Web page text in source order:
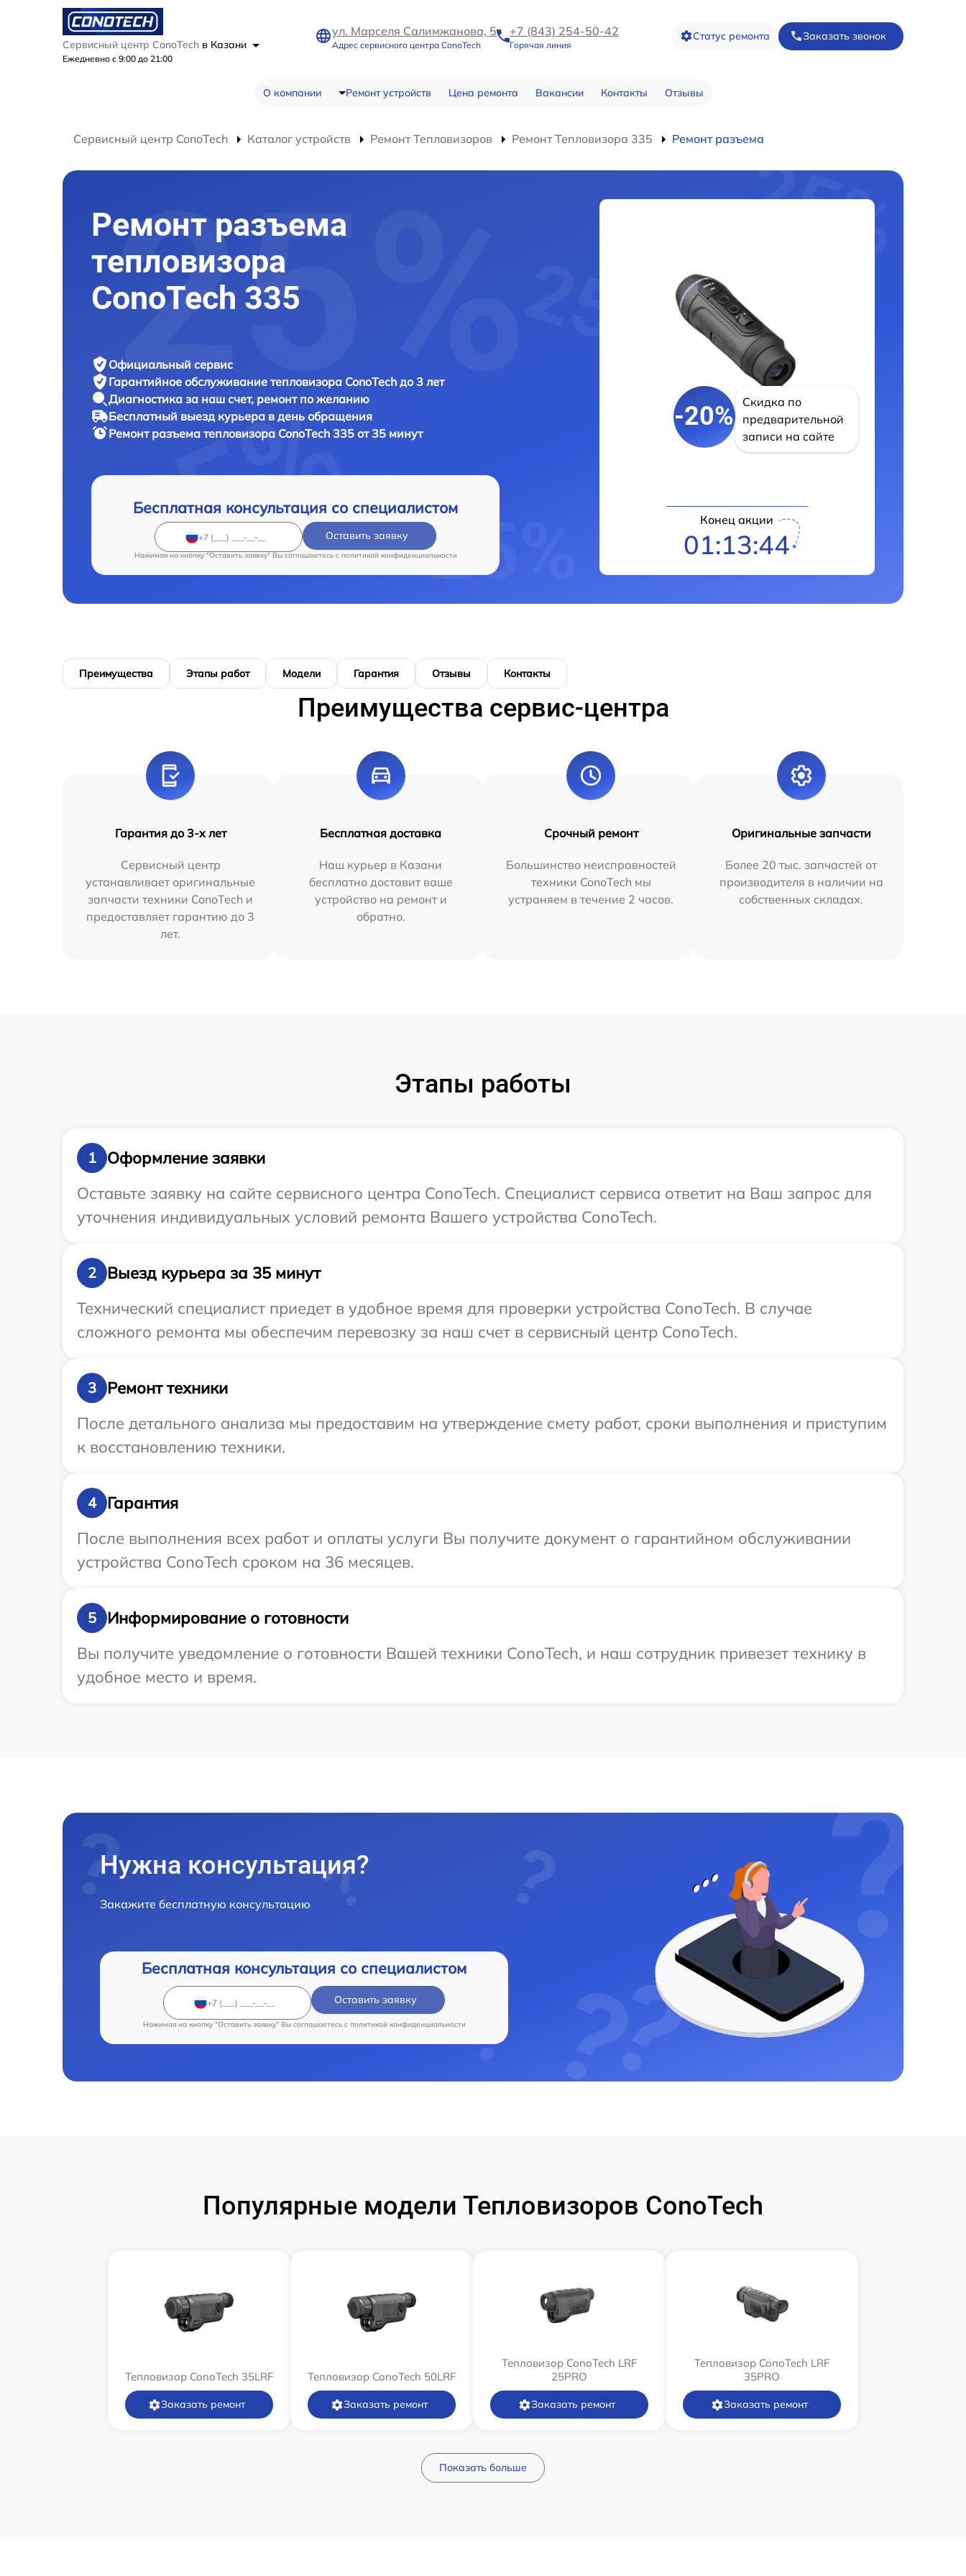
Сервисный центр ConoTech в Казани
Ежедневно с 9:00 до 21:00
ул. Марселя Салимжанова, 5
Адрес сервисного центра ConoTech
+7 (843) 254-50-42
Горячая линия
Статус ремонта Заказать звонок
О компании Ремонт устройств Цена ремонта Вакансии Контакты Отзывы
Сервисный центр ConoTech Каталог устройств Ремонт Тепловизоров Ремонт Тепловизора 335 Ремонт разъема
Ремонт разъема
тепловизора
ConoTech 335
Официальный сервис
Гарантийное обслуживание тепловизора ConoTech до 3 лет
Диагностика за наш счет, ремонт по желанию
Бесплатный выезд курьера в день обращения
Ремонт разъема тепловизора ConoTech 335 от 35 минут
Бесплатная консультация со специалистом
Оставить заявку
Нажимая на кнопку "Оставить заявку" Вы соглашаетесь c политикой конфиденциальности
-20%
Скидка по
предварительной
записи на сайте
Конец акции
01:13:43
Преимущества Этапы работ Модели Гарантия Отзывы Контакты
Преимущества сервис-центра
Гарантия до 3-х лет
Сервисный центр
устанавливает оригинальные
запчасти техники ConoTech и
предоставляет гарантию до 3
лет.
Бесплатная доставка
Наш курьер в Казани
бесплатно доставит ваше
устройство на ремонт и
обратно.
Срочный ремонт
Большинство неисправностей
техники ConoTech мы
устраняем в течение 2 часов.
Оригинальные запчасти
Более 20 тыс. запчастей от
производителя в наличии на
собственных складах.
Этапы работы
1
Оформление заявки
Оставьте заявку на сайте сервисного центра ConoTech. Специалист сервиса ответит на Ваш запрос для
уточнения индивидуальных условий ремонта Вашего устройства ConoTech.
2
Выезд курьера за 35 минут
Технический специалист приедет в удобное время для проверки устройства ConoTech. В случае
сложного ремонта мы обеспечим перевозку за наш счет в сервисный центр ConoTech.
3
Ремонт техники
После детального анализа мы предоставим на утверждение смету работ, сроки выполнения и приступим
к восстановлению техники.
4
Гарантия
После выполнения всех работ и оплаты услуги Вы получите документ о гарантийном обслуживании
устройства ConoTech сроком на 36 месяцев.
5
Информирование о готовности
Вы получите уведомление о готовности Вашей техники ConoTech, и наш сотрудник привезет технику в
удобное место и время.
Нужна консультация?
Закажите бесплатную консультацию
Бесплатная консультация со специалистом
Оставить заявку
Нажимая на кнопку "Оставить заявку" Вы соглашаетесь c политикой конфиденциальности
Популярные модели Тепловизоров ConoTech
Тепловизор ConoTech 35LRF
Заказать ремонт
Тепловизор ConoTech 50LRF
Заказать ремонт
Тепловизор ConoTech LRF
25PRO
Заказать ремонт
Тепловизор ConoTech LRF
35PRO
Заказать ремонт
Показать больше